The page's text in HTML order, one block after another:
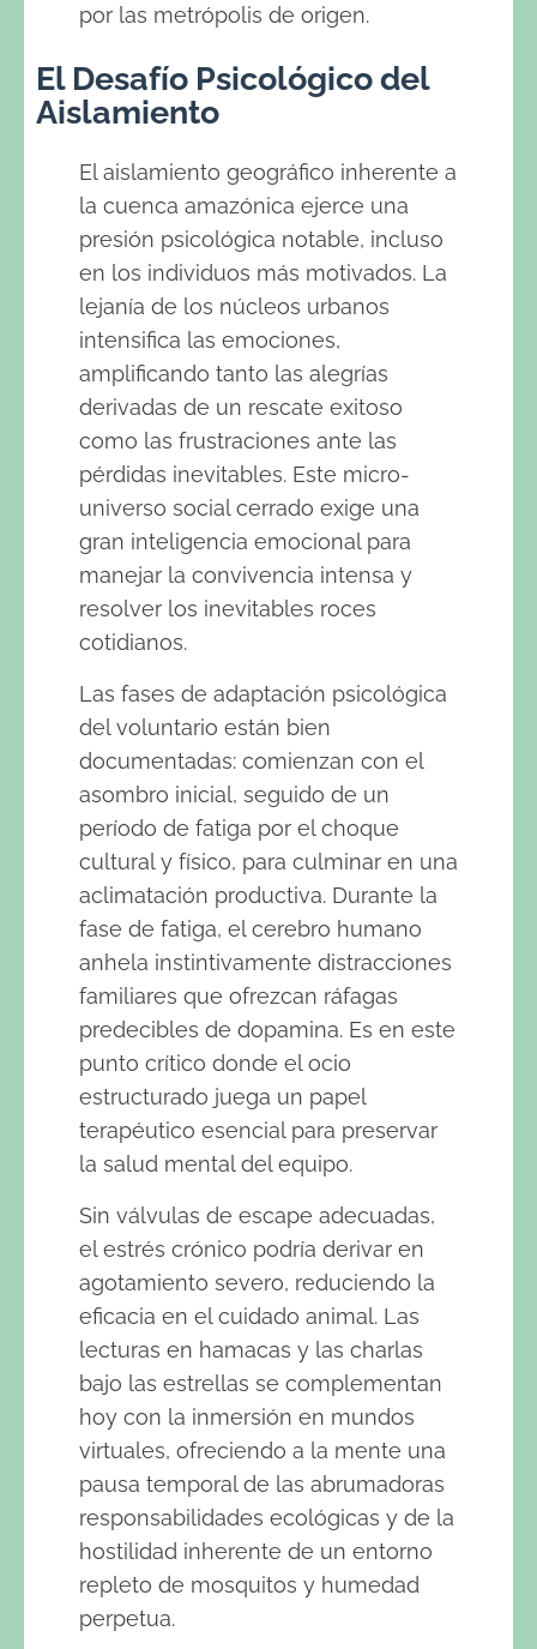
por las metrópolis de origen.
El Desafío Psicológico del
Aislamiento
El aislamiento geográfico inherente a
la cuenca amazónica ejerce una
presión psicológica notable, incluso
en los individuos más motivados. La
lejanía de los núcleos urbanos
intensifica las emociones,
amplificando tanto las alegrías
derivadas de un rescate exitoso
como las frustraciones ante las
pérdidas inevitables. Este micro-
universo social cerrado exige una
gran inteligencia emocional para
manejar la convivencia intensa y
resolver los inevitables roces
cotidianos.
Las fases de adaptación psicológica
del voluntario están bien
documentadas: comienzan con el
asombro inicial, seguido de un
período de fatiga por el choque
cultural y físico, para culminar en una
aclimatación productiva. Durante la
fase de fatiga, el cerebro humano
anhela instintivamente distracciones
familiares que ofrezcan ráfagas
predecibles de dopamina. Es en este
punto crítico donde el ocio
estructurado juega un papel
terapéutico esencial para preservar
la salud mental del equipo.
Sin válvulas de escape adecuadas,
el estrés crónico podría derivar en
agotamiento severo, reduciendo la
eficacia en el cuidado animal. Las
lecturas en hamacas y las charlas
bajo las estrellas se complementan
hoy con la inmersión en mundos
virtuales, ofreciendo a la mente una
pausa temporal de las abrumadoras
responsabilidades ecológicas y de la
hostilidad inherente de un entorno
repleto de mosquitos y humedad
perpetua.